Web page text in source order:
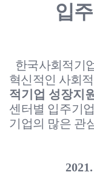
입
한국사회적기
혁신적인 사회
적기업 성장지
센터별 입주기
기업의 많은 관